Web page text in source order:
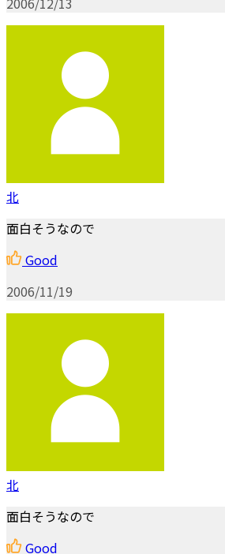
北
面白そうなので
Good
2006/11/19
北
面白そうなので
Good